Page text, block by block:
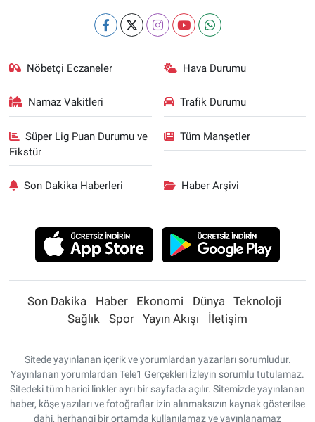
Nöbetçi Eczaneler Hava Durumu
Namaz Vakitleri Trafik Durumu
Süper Lig Puan Durumu ve
Fikstür
Tüm Manşetler
Son Dakika Haberleri Haber Arşivi
Son Dakika Haber Ekonomi Dünya
Teknoloji
Sağlık
Spor Yayın Akışı İletişim
Sitede yayınlanan içerik ve yorumlardan yazarları sorumludur.
Yayınlanan yorumlardan Tele1 Gerçekleri İzleyin sorumlu tutulamaz.
Sitedeki tüm harici linkler ayrı bir sayfada açılır. Sitemizde yayınlanan
haber, köşe yazıları ve fotoğraflar izin alınmaksızın kaynak gösterilse
dahi, herhangi bir ortamda kullanılamaz ve yayınlanamaz